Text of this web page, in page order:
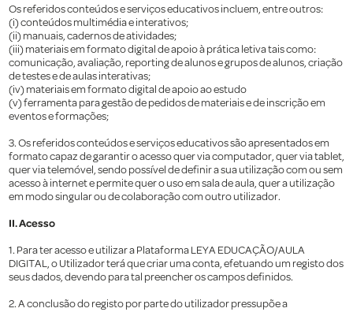
Os referidos conteúdos e serviços educativos incluem, entre outros:
(i) conteúdos multimédia e interativos;
(ii) manuais, cadernos de atividades;
(iii) materiais em formato digital de apoio à prática letiva tais como:
comunicação, avaliação, reporting de alunos e grupos de alunos, criação
de testes e de aulas interativas;
(iv) materiais em formato digital de apoio ao estudo
(v) ferramenta para gestão de pedidos de materiais e de inscrição em
eventos e formações;
3. Os referidos conteúdos e serviços educativos são apresentados em
formato capaz de garantir o acesso quer via computador, quer via tablet,
quer via telemóvel, sendo possível de definir a sua utilização com ou sem
acesso à internet e permite quer o uso em sala de aula, quer a utilização
em modo singular ou de colaboração com outro utilizador.
II. Acesso
1. Para ter acesso e utilizar a Plataforma LEYA EDUCAÇÃO/AULA
DIGITAL, o Utilizador terá que criar uma conta, efetuando um registo dos
seus dados, devendo para tal preencher os campos definidos.
2. A conclusão do registo por parte do utilizador pressupõe a